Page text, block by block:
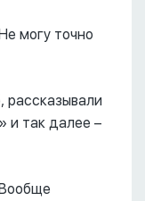
могу точно
рассказывали
и так далее –